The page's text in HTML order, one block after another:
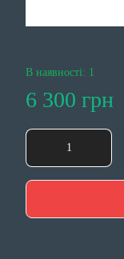
В наявності: 1
6 300 грн